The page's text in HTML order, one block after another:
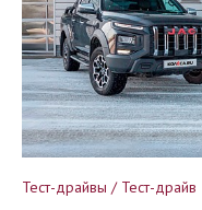
Тест-драйвы / Тест-драйв